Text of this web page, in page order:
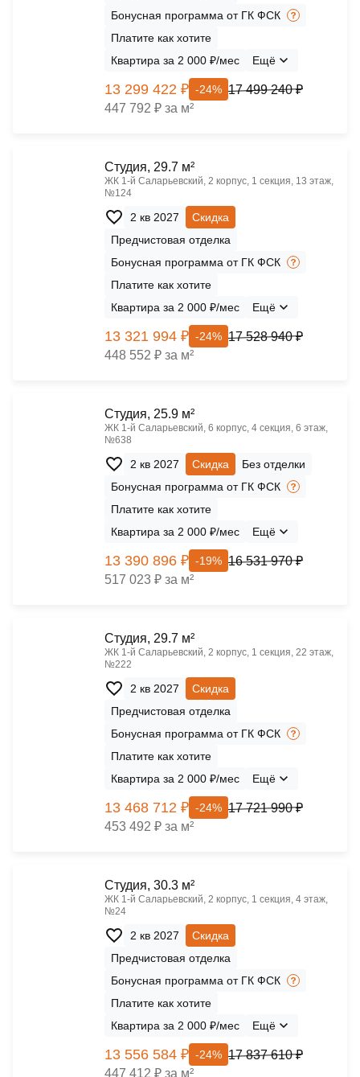
Бонусная программа от ГК ФСК
Платите как хотите
Квартира за 2 000 ₽/мес
Ещё
13 299 422 ₽ -24% 17 499 240 ₽
447 792 ₽ за м²
Cтудия, 29.7 м²
ЖК 1‑й Саларьевский, 2 корпус, 1 секция, 13 этаж,
№124
2 кв 2027
Скидка
Предчистовая отделка
Бонусная программа от ГК ФСК
Платите как хотите
Квартира за 2 000 ₽/мес
Ещё
13 321 994 ₽ -24% 17 528 940 ₽
448 552 ₽ за м²
Cтудия, 25.9 м²
ЖК 1‑й Саларьевский, 6 корпус, 4 секция, 6 этаж,
№638
2 кв 2027 Скидка
Без отделки
Бонусная программа от ГК ФСК
Платите как хотите
Квартира за 2 000 ₽/мес
Ещё
13 390 896 ₽ -19% 16 531 970 ₽
517 023 ₽ за м²
Cтудия, 29.7 м²
ЖК 1‑й Саларьевский, 2 корпус, 1 секция, 22 этаж,
№222
2 кв 2027
Скидка
Предчистовая отделка
Бонусная программа от ГК ФСК
Платите как хотите
Квартира за 2 000 ₽/мес
Ещё
13 468 712 ₽ -24% 17 721 990 ₽
453 492 ₽ за м²
Cтудия, 30.3 м²
ЖК 1‑й Саларьевский, 2 корпус, 1 секция, 4 этаж,
№24
2 кв 2027
Скидка
Предчистовая отделка
Бонусная программа от ГК ФСК
Платите как хотите
Квартира за 2 000 ₽/мес
Ещё
13 556 584 ₽ -24% 17 837 610 ₽
447 412 ₽ за м²